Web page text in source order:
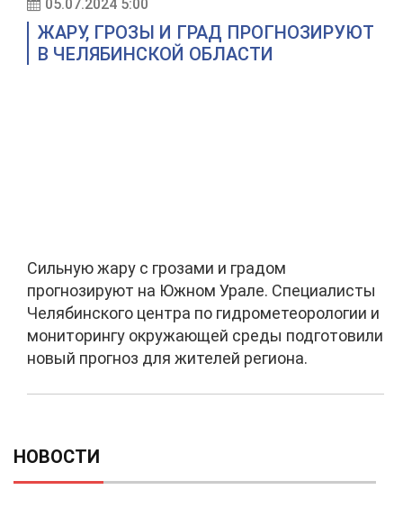
05.07.2024 5:00
ЖАРУ, ГРОЗЫ И ГРАД ПРОГНОЗИРУЮТ
В ЧЕЛЯБИНСКОЙ ОБЛАСТИ
Сильную жару с грозами и градом
прогнозируют на Южном Урале. Специалисты
Челябинского центра по гидрометеорологии и
мониторингу окружающей среды подготовили
новый прогноз для жителей региона.
НОВОСТИ